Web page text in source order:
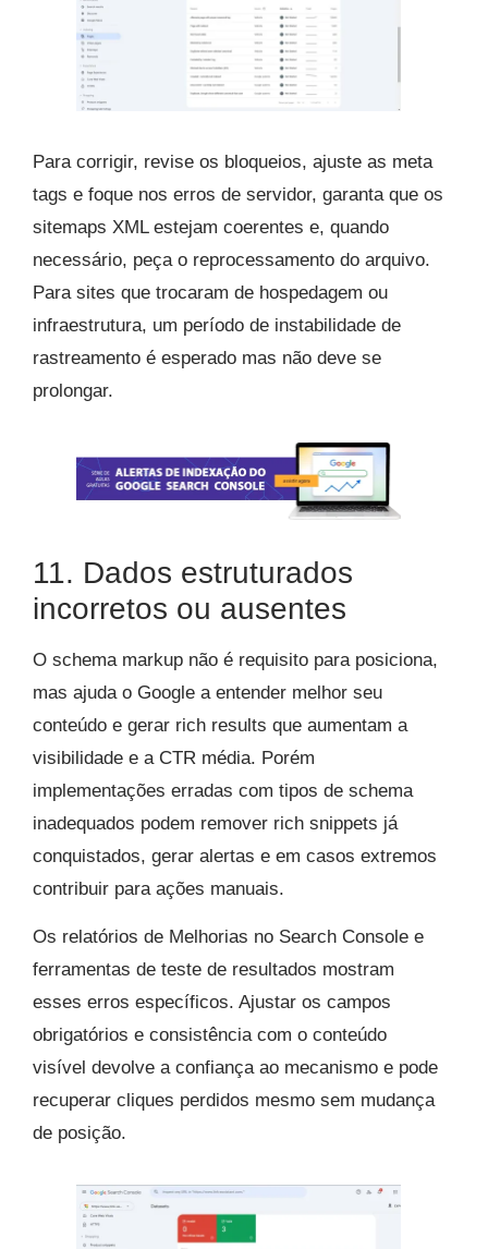
Para corrigir, revise os bloqueios, ajuste as meta
tags e foque nos erros de servidor, garanta que os
sitemaps XML estejam coerentes e, quando
necessário, peça o reprocessamento do arquivo.
Para sites que trocaram de hospedagem ou
infraestrutura, um período de instabilidade de
rastreamento é esperado mas não deve se
prolongar.
11. Dados estruturados
incorretos ou ausentes
O schema markup não é requisito para posiciona,
mas ajuda o Google a entender melhor seu
conteúdo e gerar rich results que aumentam a
visibilidade e a CTR média. Porém
implementações erradas com tipos de schema
inadequados podem remover rich snippets já
conquistados, gerar alertas e em casos extremos
contribuir para ações manuais.
Os relatórios de Melhorias no Search Console e
ferramentas de teste de resultados mostram
esses erros específicos. Ajustar os campos
obrigatórios e consistência com o conteúdo
visível devolve a confiança ao mecanismo e pode
recuperar cliques perdidos mesmo sem mudança
de posição.